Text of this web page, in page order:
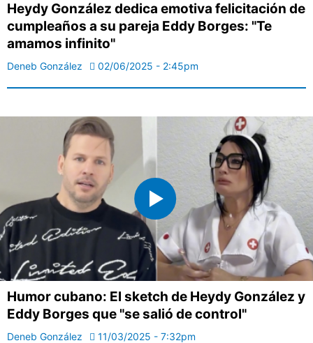
Heydy González dedica emotiva felicitación de
cumpleaños a su pareja Eddy Borges: "Te
amamos infinito"
Deneb González 02/06/2025 - 2:45pm
Humor cubano: El sketch de Heydy González y
Eddy Borges que "se salió de control"
Deneb González 11/03/2025 - 7:32pm